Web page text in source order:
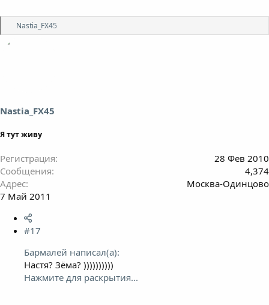
Р
е
Nastia_FX45
Nastia_FX45
Я тут живу
Регистрация
28 Фев 2010
Сообщения
4,374
Адрес
Москва-Одинцово
7 Май 2011
#17
Бармалей написал(а):
Настя? Зёма? ))))))))))
Нажмите для раскрытия...